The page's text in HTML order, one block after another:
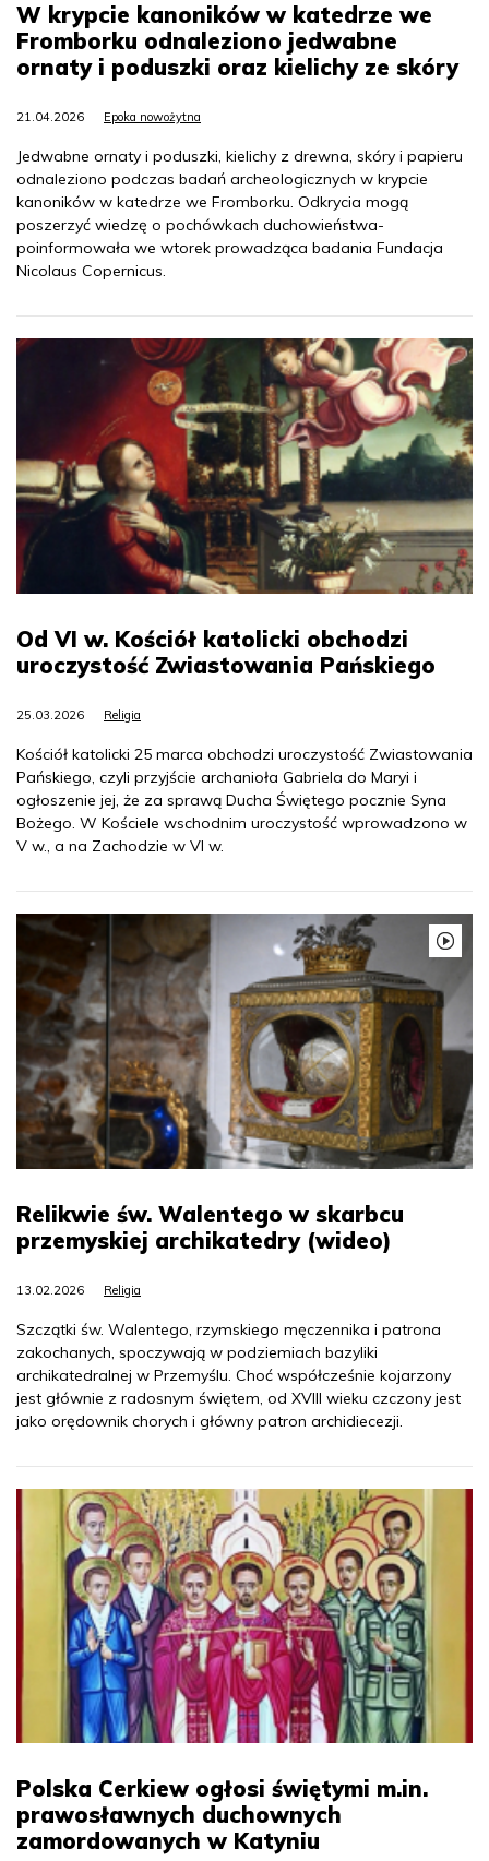
W krypcie kanoników w katedrze we
Fromborku odnaleziono jedwabne
ornaty i poduszki oraz kielichy ze skóry
21.04.2026 Epoka nowożytna
Jedwabne ornaty i poduszki, kielichy z drewna, skóry i papieru
odnaleziono podczas badań archeologicznych w krypcie
kanoników w katedrze we Fromborku. Odkrycia mogą
poszerzyć wiedzę o pochówkach duchowieństwa-
poinformowała we wtorek prowadząca badania Fundacja
Nicolaus Copernicus.
Od VI w. Kościół katolicki obchodzi
uroczystość Zwiastowania Pańskiego
25.03.2026 Religia
Kościół katolicki 25 marca obchodzi uroczystość Zwiastowania
Pańskiego, czyli przyjście archanioła Gabriela do Maryi i
ogłoszenie jej, że za sprawą Ducha Świętego pocznie Syna
Bożego. W Kościele wschodnim uroczystość wprowadzono w
V w., a na Zachodzie w VI w.
Relikwie św. Walentego w skarbcu
przemyskiej archikatedry (wideo)
13.02.2026 Religia
Szczątki św. Walentego, rzymskiego męczennika i patrona
zakochanych, spoczywają w podziemiach bazyliki
archikatedralnej w Przemyślu. Choć współcześnie kojarzony
jest głównie z radosnym świętem, od XVIII wieku czczony jest
jako orędownik chorych i główny patron archidiecezji.
Polska Cerkiew ogłosi świętymi m.in.
prawosławnych duchownych
zamordowanych w Katyniu